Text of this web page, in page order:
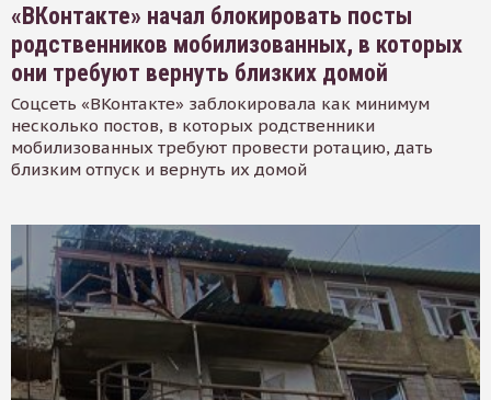
«ВКонтакте» начал блокировать посты
родственников мобилизованных, в которых
они требуют вернуть близких домой
Соцсеть «ВКонтакте» заблокировала как минимум
несколько постов, в которых родственники
мобилизованных требуют провести ротацию, дать
близким отпуск и вернуть их домой